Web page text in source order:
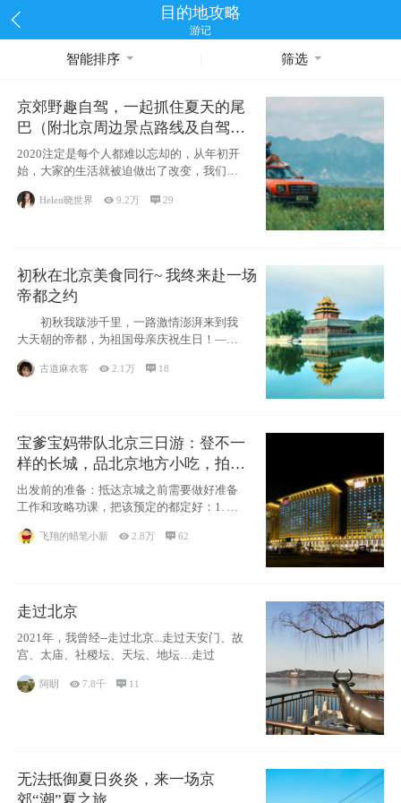
目的地攻略
游记
智能排序 筛选
京郊野趣自驾，一起抓住夏天的尾
巴（附北京周边景点路线及自驾攻
略）
2020注定是每个人都难以忘却的，从年初开
始，大家的生活就被迫做出了改变，我们也
不例外。本来双双辞职是为
Helen晓世界 9.2万 29
初秋在北京美食同行~ 我终来赴一场
帝都之约
初秋我跋涉千里，一路激情澎湃来到我
大天朝的帝都，为祖国母亲庆祝生日！——
古道麻衣客 2.1万  18
宝爹宝妈带队北京三日游：登不一
样的长城，品北京地方小吃，拍盘
古七星夜景！
出发前的准备：抵达京城之前需要做好准备
工作和攻略功课，把该预定的都定好：1. 酒
飞翔的蜡笔小新 2.8万 62
走过北京
2021年，我曾经--走过北京...走过天安门、故
宫、太庙、社稷坛、天坛、地坛…走过
阿眀 7.8千  11
无法抵御夏日炎炎，来一场京